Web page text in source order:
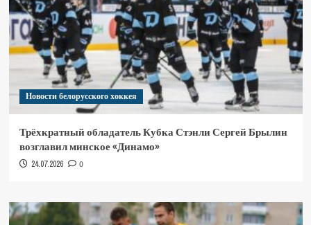
Новости белорусского хоккея
Трёхкратный обладатель Кубка Стэнли Сергей Брылин
возглавил минское «Динамо»
24.07.2026 0